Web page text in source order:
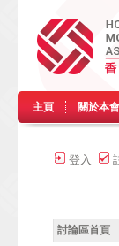
主頁 關於本會
登入
討論區首頁